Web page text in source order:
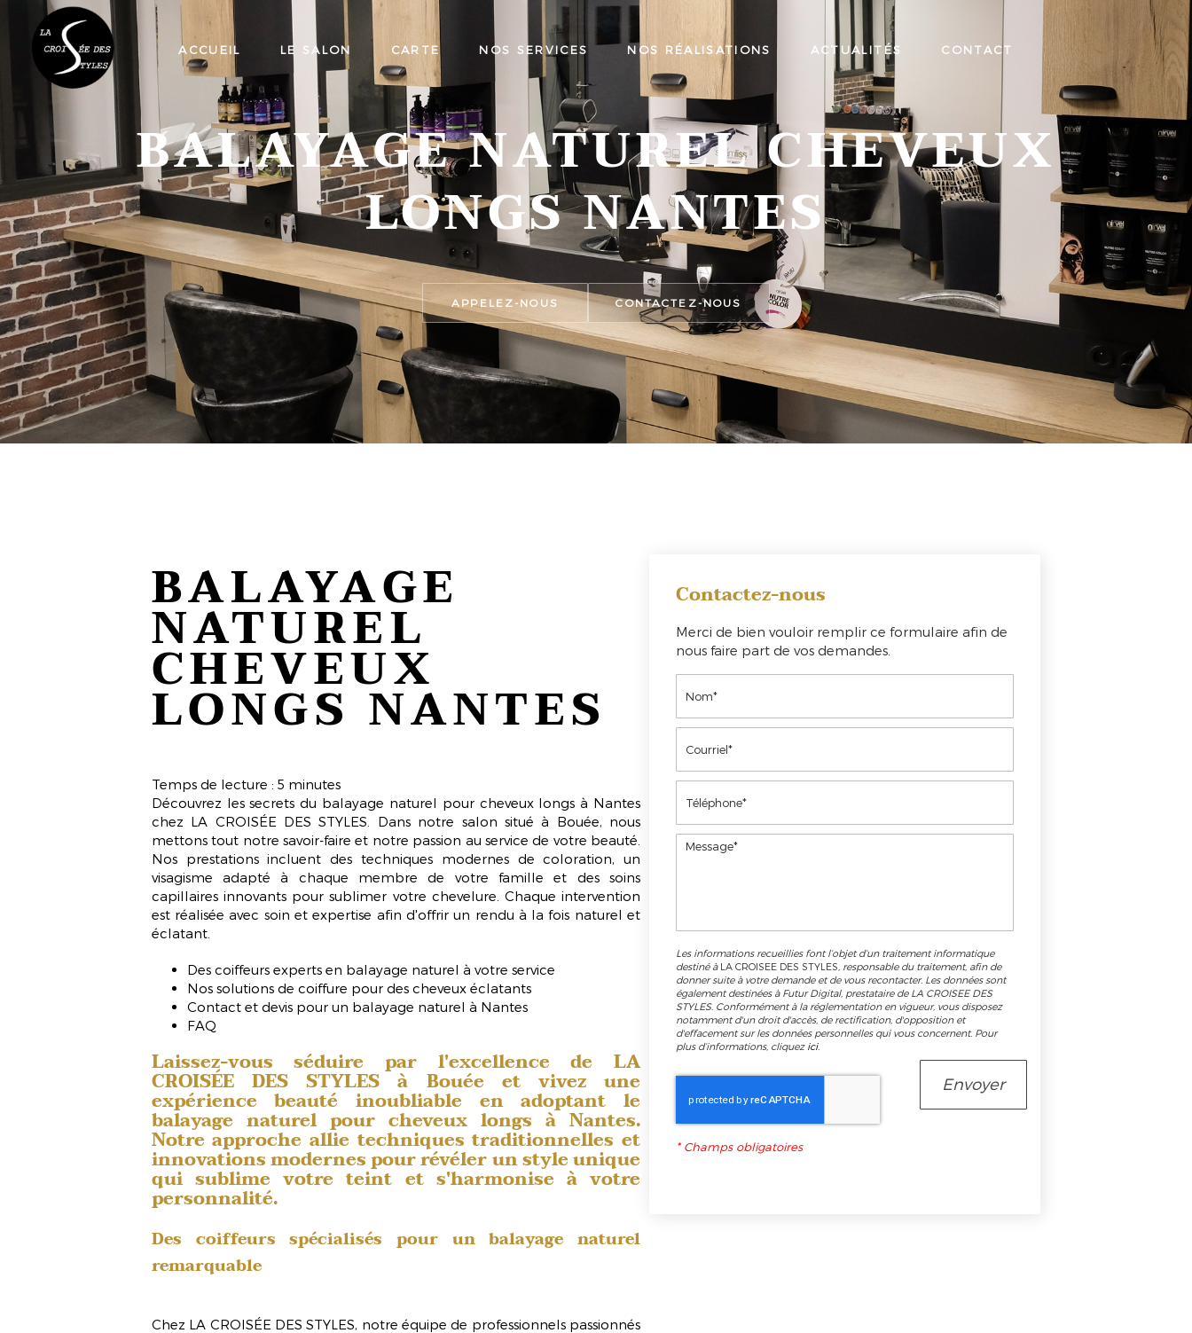
ACCUEIL LE SALON CARTE NOS SERVICES NOS RÉALISATIONS ACTUALITÉS CONTACT
BALAYAGE NATUREL CHEVEUX
LONGS NANTES
APPELEZ-NOUS CONTACTEZ-NOUS
BALAYAGE
NATUREL
CHEVEUX
LONGS NANTES
Temps de lecture : 5 minutes
Découvrez les secrets du balayage naturel pour cheveux longs à Nantes
chez LA CROISÉE DES STYLES. Dans notre salon situé à Bouée, nous
mettons tout notre savoir-faire et notre passion au service de votre beauté.
Nos prestations incluent des techniques modernes de coloration, un
visagisme adapté à chaque membre de votre famille et des soins
capillaires innovants pour sublimer votre chevelure. Chaque intervention
est réalisée avec soin et expertise afin d'offrir un rendu à la fois naturel et
éclatant.
Des coiffeurs experts en balayage naturel à votre service
Nos solutions de coiffure pour des cheveux éclatants
Contact et devis pour un balayage naturel à Nantes
FAQ
Laissez-vous séduire par l'excellence de LA
CROISÉE DES STYLES à Bouée et vivez une
expérience beauté inoubliable en adoptant le
balayage naturel pour cheveux longs à Nantes.
Notre approche allie techniques traditionnelles et
innovations modernes pour révéler un style unique
qui sublime votre teint et s'harmonise à votre
personnalité.
Des coiffeurs spécialisés pour un balayage naturel
remarquable
Chez LA CROISÉE DES STYLES, notre équipe de professionnels passionnés
Contactez-nous
Merci de bien vouloir remplir ce formulaire afin de
nous faire part de vos demandes.
Les informations recueillies font l’objet d’un traitement informatique
destiné àLA CROISEE DES STYLES , responsable du traitement, afin de
donner suite à votre demande et de vous recontacter. Les données sont
également destinées à Futur Digital, prestataire de LA CROISEE DES
STYLES. Conformément à la réglementation en vigueur, vous disposez
notamment d'un droit d'accès, de rectification, d'opposition et
d'effacement sur les données personnelles qui vous concernent. Pour
plus d’informations, cliquez ici.
*Champs obligatoires